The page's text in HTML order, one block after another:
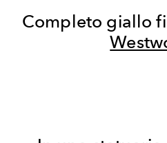
Completo giallo